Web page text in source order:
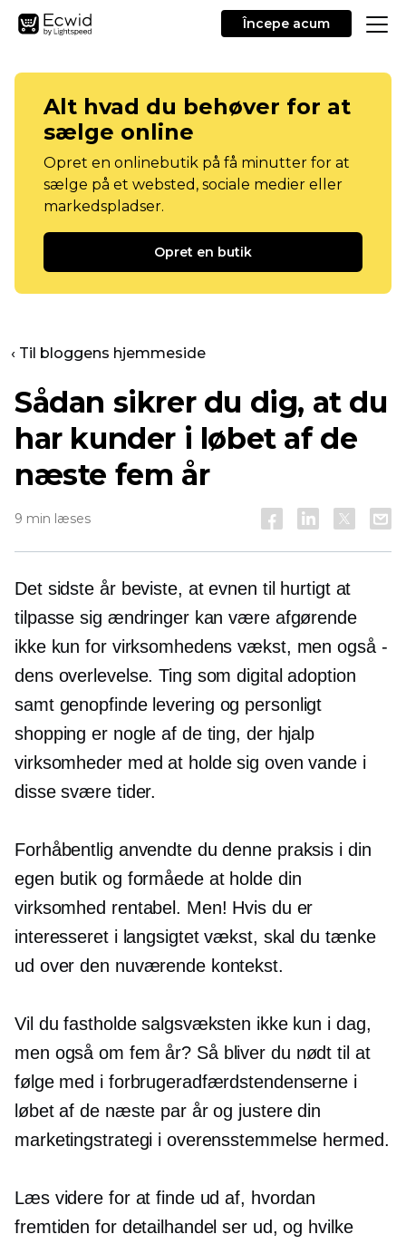
Începe acum
Alt hvad du behøver for at
sælge online
Opret en onlinebutik på få minutter for at
sælge på et websted, sociale medier eller
markedspladser.
Opret en butik
‹ Til bloggens hjemmeside
Sådan sikrer du dig, at du
har kunder i løbet af de
næste fem år
9 min læses
Det sidste år beviste, at evnen til hurtigt at
tilpasse sig ændringer kan være afgørende
ikke kun for virksomhedens vækst, men også -
dens overlevelse. Ting som digital adoption
samt genopfindelevering og personligt
shopping er nogle af de ting, der hjalp
virksomheder med at holde sig oven vande i
disse svære tider.
Forhåbentlig anvendte du denne praksis i din
egen butik og formåede at holde din
virksomhed rentabel. Men! Hvis du er
interesseret i langsigtetvækst, skal du tænke
ud over den nuværende kontekst.
Vil du fastholde salgsvæksten ikke kun i dag,
men også om fem år? Så bliver du nødt til at
følge med i forbrugeradfærdstendenserne i
løbet af de næste par år og justere din
marketingstrategi i overensstemmelse hermed.
Læs videre for at finde ud af, hvordan
fremtiden for detailhandel ser ud, og hvilke